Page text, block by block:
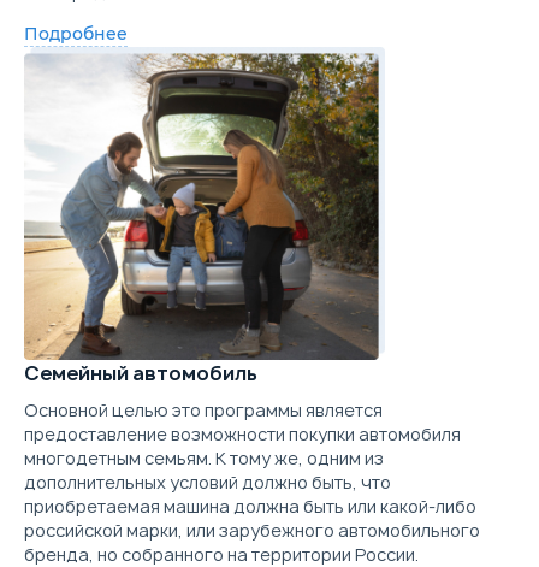
Trade-in
Забронировать
Подробнее
Семейный автомобиль
Основной целью это программы является
предоставление возможности покупки автомобиля
многодетным семьям. К тому же, одним из
дополнительных условий должно быть, что
приобретаемая машина должна быть или какой-либо
российской марки, или зарубежного автомобильного
бренда, но собранного на территории России.